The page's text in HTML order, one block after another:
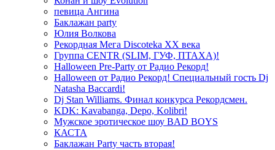
певица Ангина
Баклажан party
Юлия Волкова
Рекордная Мега Discoteka XX века
Группа CENTR (SLIM, ГУФ, ПТАХА)!
Halloween Pre-Party от Радио Рекорд!
Halloween от Радио Рекорд! Специальный гость Dj
Natasha Baccardi!
Dj Stan Williams. Финал конкурса Рекордсмен.
KDK: Kavabanga, Depo, Kolibri!
Мужское эротическое шоу BAD BOYS
КАСТА
Баклажан Party часть вторая!